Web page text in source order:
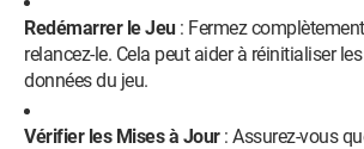
Redémarrer le Jeu: Fermez
relancez-le. Cela peut aider à réinitialiser
données du jeu.
Vérifier les Mises à Jour: Assurez-vous